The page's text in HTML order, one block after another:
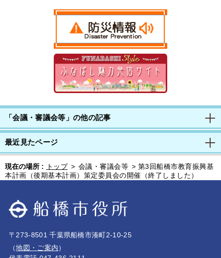
「会議・審議会等」の他の記事
最近見たページ
現在の場所 : トップ > 会議・審議会等 > 第3回船橋市教育振興基
本計画（後期基本計画）策定委員会の開催（終了しました）
〒273-8501 千葉県船橋市湊町2-10-25
（地図・ご案内）